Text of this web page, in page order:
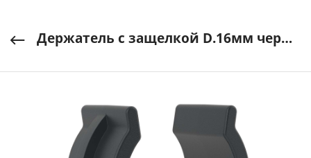
Держатель с защелкой D.16мм черный DKC арт. 51016N